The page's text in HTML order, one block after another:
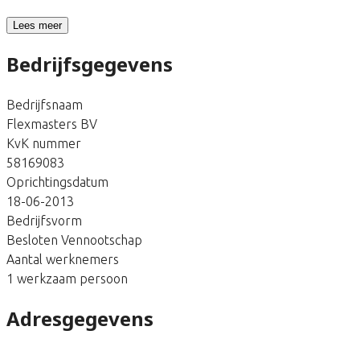
Lees meer
Bedrijfsgegevens
Bedrijfsnaam
Flexmasters BV
KvK nummer
58169083
Oprichtingsdatum
18-06-2013
Bedrijfsvorm
Besloten Vennootschap
Aantal werknemers
1 werkzaam persoon
Adresgegevens